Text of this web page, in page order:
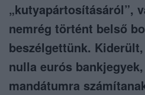
„kutyapártosításáról”,
nemrég történt belső
beszélgettünk.
nulla eurós
mandátumra